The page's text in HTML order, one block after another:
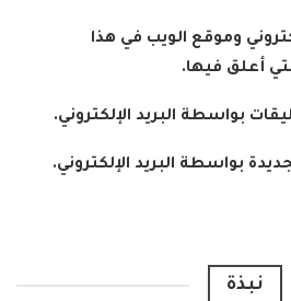
وموقع الويب في هذا
أعلق فيها.
بواسطة البريد الإلكتروني.
بواسطة البريد الإلكتروني.
نبذة